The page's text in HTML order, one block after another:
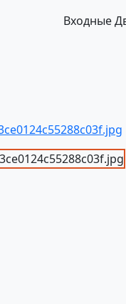
Входные